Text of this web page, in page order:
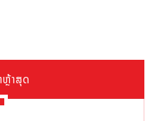
ຫຼ້າສຸດ